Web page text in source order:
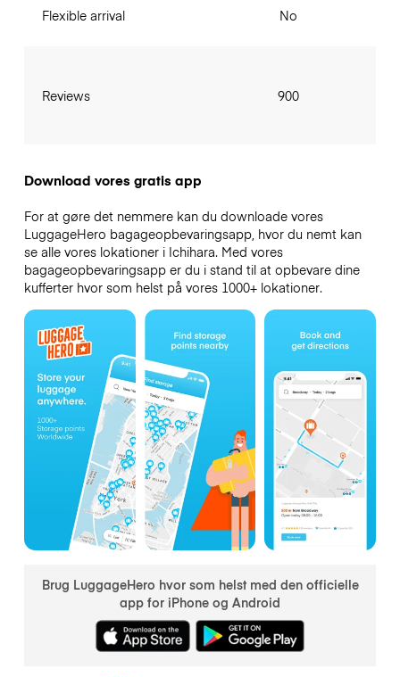
Flexible arrival
Reviews
No
900
Download vores gratis app
For at gøre det nemmere kan du downloade vores
LuggageHero bagageopbevaringsapp, hvor du nemt kan
se alle vores lokationer i Ichihara. Med vores
bagageopbevaringsapp er du i stand til at opbevare dine
kufferter hvor som helst på vores 1000+ lokationer.
Brug LuggageHero hvor som helst med den officielle
app for iPhone og Android